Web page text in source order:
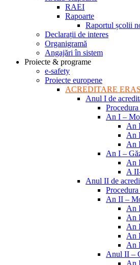
RAEI
Rapoarte
Raportul școlii
Declarații de interes
Organigramă
Angajări în sistem
Proiecte & programe
e-safety
Proiecte europene
ACREDITARE
Anul I de
An I –
An
An
An
An I –
An
A
Anul II de
An II –
An
An
An
An
An
Anul II –
An